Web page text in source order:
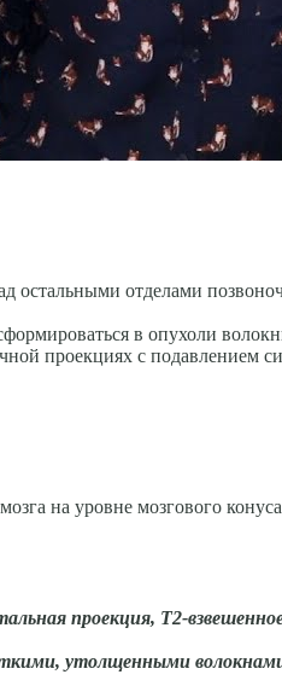
остальными отделами
в опухоли
проекциях с подавлением
на уровне мозгового конуса
проекция, Т2-
утолщен­ными